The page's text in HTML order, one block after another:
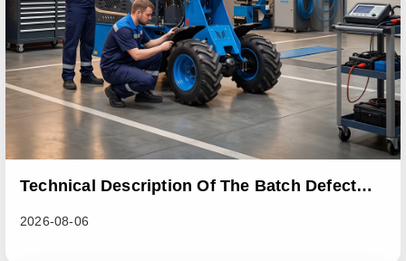
Technical Description Of The Batch Defect
2026-08-06